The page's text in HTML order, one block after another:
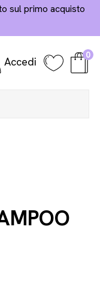
primo acquisto
Accedi 0